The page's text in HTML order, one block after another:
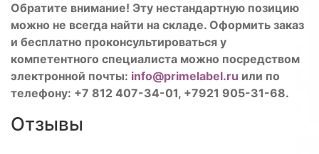
Обратите внимание! Эту нестандартную позицию
можно не всегда найти на складе. Оформить заказ
и бесплатно проконсультироваться у
компетентного специалиста можно посредством
электронной почты: info@primelabel.ru или по
телефону: +7 812 407-34-01, +7921 905-31-68.
Отзывы